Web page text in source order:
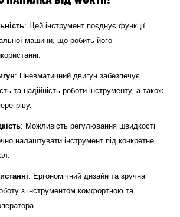
: Цей інструмент поєднує функції
машини, що робить його
: Пневматичний двигун забезпечує
та надійність роботи інструменту, а також
: Можливість регулювання швидкості
налаштувати інструмент під конкретне
: Ергономічний дизайн та зручна
з інструментом комфортною та